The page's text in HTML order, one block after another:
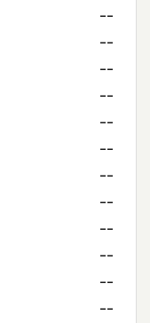
--
--
--
--
--
--
--
--
--
--
--
--